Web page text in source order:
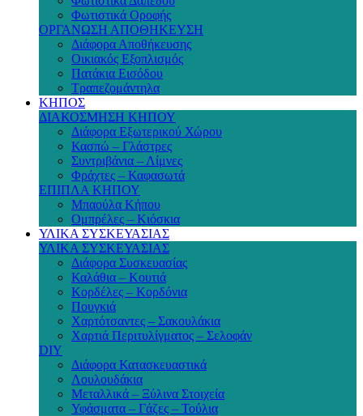
Φωτιστικά Οροφής
ΟΡΓΑΝΩΣΗ ΑΠΟΘΗΚΕΥΣΗ
Διάφορα Αποθήκευσης
Οικιακός Εξοπλισμός
Πατάκια Εισόδου
Τραπεζομάντηλα
ΚΗΠΟΣ
ΔΙΑΚΟΣΜΗΣΗ ΚΗΠΟΥ
Διάφορα Εξωτερικού Χώρου
Κασπώ – Γλάστρες
Συντριβάνια – Λίμνες
Φράχτες – Καφασωτά
ΕΠΙΠΛΑ ΚΗΠΟΥ
Μπαούλα Κήπου
Ομπρέλες – Κιόσκια
ΥΛΙΚΑ ΣΥΣΚΕΥΑΣΙΑΣ
ΥΛΙΚΑ ΣΥΣΚΕΥΑΣΙΑΣ
Διάφορα Συσκευασίας
Καλάθια – Κουτιά
Κορδέλες – Κορδόνια
Πουγκιά
Χαρτότσαντες – Σακουλάκια
Χαρτιά Περιτυλίγματος – Σελοφάν
DIY
Διάφορα Κατασκευαστικά
Λουλουδάκια
Μεταλλικά – Ξύλινα Στοιχεία
Υφάσματα – Γάζες – Τούλια